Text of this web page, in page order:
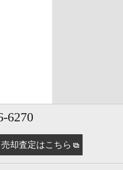
6270
売却査定はこちら